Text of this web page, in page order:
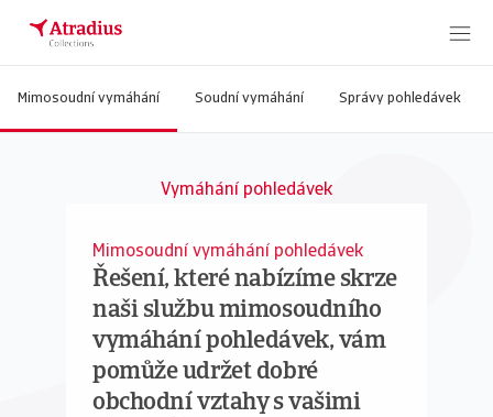
Mimosoudní vymáhání Soudní vymáhání Správy pohledávek
Vymáhání pohledávek
Mimosoudní vymáhání pohledávek
Řešení, které nabízíme skrze
naši službu mimosoudního
vymáhání pohledávek, vám
pomůže udržet dobré
obchodní vztahy s vašimi